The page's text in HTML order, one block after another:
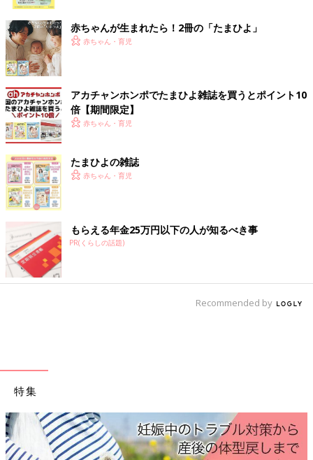
もの虐待に影響しやすいと言います。
――厚生労働省が発表した、令和2年度の児童虐待相談対応件数
は20万5029件と、過去最多を更新しました。前年度より1万
1249件も多いです。新型コロナの影響もあるのでしょうか。
後藤 今回の結果に新型コロナが、どの程度影響しているかはわ
かりません。
しかし子どもの虐待には、経済的事情や親のストレスが深く関係
しています。新型コロナの影響で会社が倒産したり、リストラに
あうなど、虐待につながりやすい状況になっていることは間違い
ありません。
また在宅ワークなどで親が家にいて、子どもも新型コロナの流行
で公園などに遊びに行けず、ずっと家にいると親のストレスはた
まっていきます。
そうしたストレスのはけ口が、子どもに向かう可能性もありま
す。
――コロナ禍で、妊婦さんの母親学級が中止になったり、立ち合
後藤 家にずっと赤ちゃんと２人でいると寂しさやストレスか
2020年3月、コロナの感染拡大を防ぐために全国の小中高が臨時
休校し、それに伴い幼稚園なども休園しましたが、幼稚園などが
赤ちゃんが生まれたら！2冊の「たまひよ」
赤ちゃん・育児
アカチャンホンポでたまひよ雑誌を買うとポイント10
倍【期間限定】
赤ちゃん・育児
たまひよの雑誌
赤ちゃん・育児
もらえる年金25万円以下の人が知るべき事
PR(くらしの話題)
Recommended by
特集